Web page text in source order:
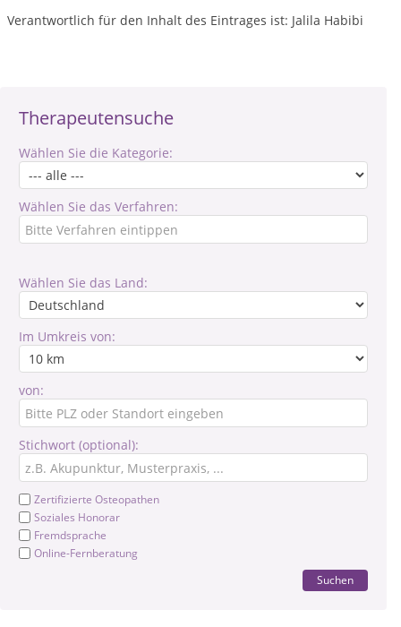
Therapeutensuche
Wählen Sie die Kategorie:
Wählen Sie das Verfahren:
Wählen Sie das Land:
Im Umkreis von:
von:
Stichwort (optional):
Zertifizierte Osteopathen
Soziales Honorar
Fremdsprache
Online-Fernberatung
Suchen
Verantwortlich für den Inhalt des Eintrages ist: Jalila Habibi